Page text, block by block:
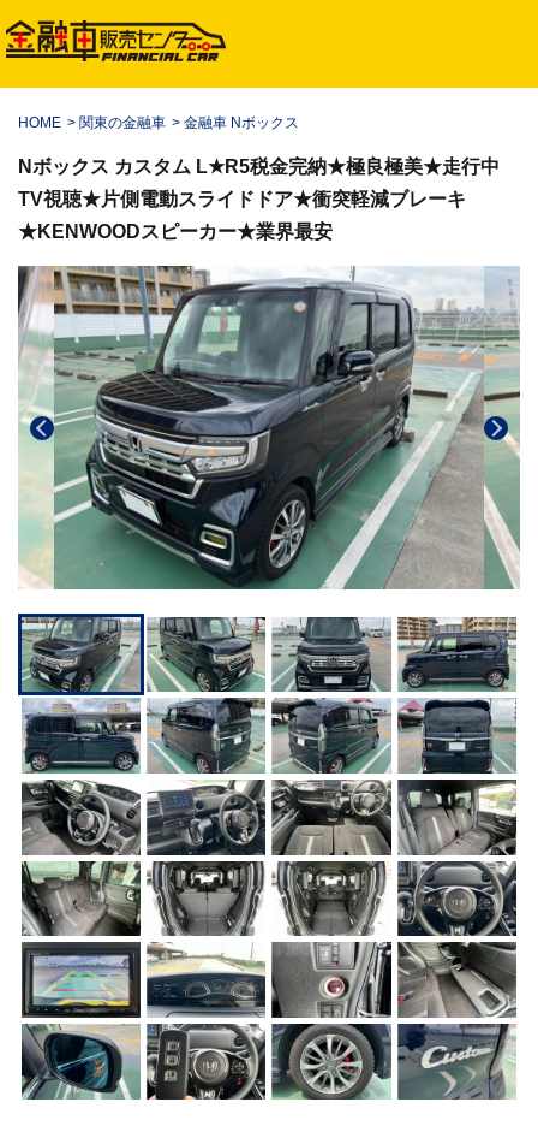
HOME > 関東の金融車 > 金融車 Nボックス
Nボックス カスタム L★R5税金完納★極良極美★走行中
TV視聴★片側電動スライドドア★衝突軽減ブレーキ
★KENWOODスピーカー★業界最安